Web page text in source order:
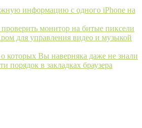
информацию с одного iPhone на
монитор на битые пиксели
для управления видео и музыкой
которых Вы наверняка даже не знали
порядок в закладках браузера